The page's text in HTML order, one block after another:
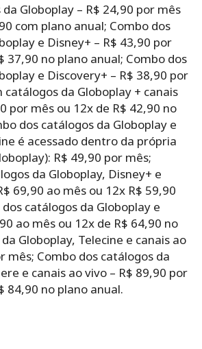
Globoplay – R$ 24,90 por mês
com plano anual; Combo dos
e Disney+ – R$ 43,90 por
37,90 no plano anual; Combo dos
e Discovery+ – R$ 38,90 por
catálogos da Globoplay + canais
por mês ou 12x de R$ 42,90 no
dos catálogos da Globoplay e
é acessado dentro da própria
R$ 49,90 por mês;
da Globoplay, Disney+ e
69,90 ao mês ou 12x R$ 59,90
catálogos da Globoplay e
ao mês ou 12x de R$ 64,90 no
Globoplay, Telecine e canais ao
mês; Combo dos catálogos da
e canais ao vivo – R$ 89,90 por
84,90 no plano anual.